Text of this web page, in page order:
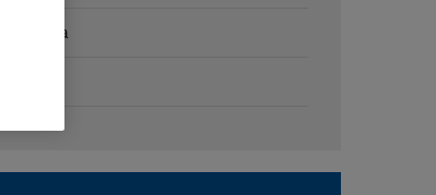
Nordafrika